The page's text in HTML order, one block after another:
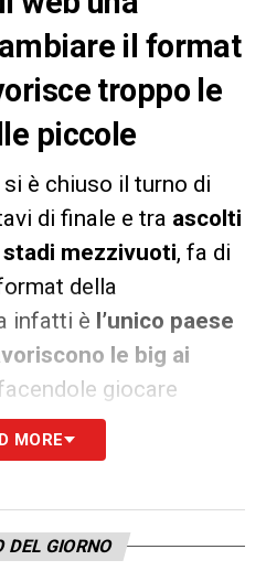
il format
troppo le
piccole
è chiuso il turno di
di finale e tra ascolti
stadi mezzivuoti, fa di
della
infatti è l’unico paese
le big ai
giocare
dall’ANSA, gli
una per un format
MORE
DEL GIORNO